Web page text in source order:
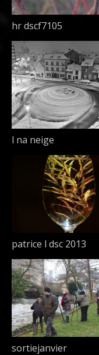
hr dscf7105
l na neige
patrice l dsc 2013
sortiejanvier